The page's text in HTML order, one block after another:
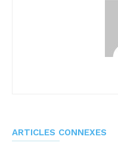
ARTICLES CONNEXES